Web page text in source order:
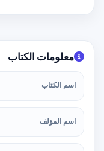
معلومات الكتاب
اسم الكتاب
اسم المؤلف